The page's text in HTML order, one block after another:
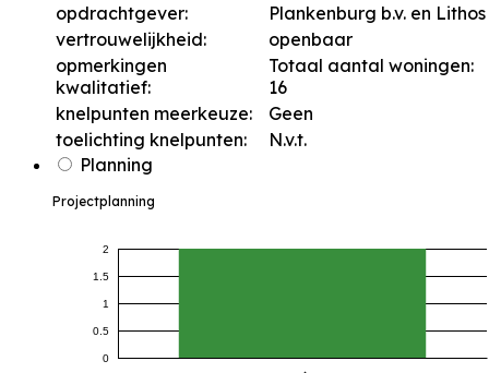
opdrachtgever:
Plankenburg b.v. en Lithos
vertrouwelijkheid:
openbaar
opmerkingen
kwalitatief:
Totaal aantal woningen:
16
knelpunten meerkeuze:
Geen
toelichting knelpunten:
N.v.t.
Planning
Projectplanning
0
0.5
1
1.5
2